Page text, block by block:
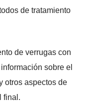
de tratamiento
de verrugas con
sobre el
otros aspectos de
final.